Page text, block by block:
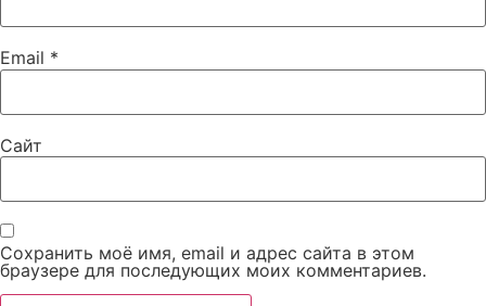
Email *
Сайт
Сохранить моё имя, email и адрес сайта в этом
браузере для последующих моих комментариев.